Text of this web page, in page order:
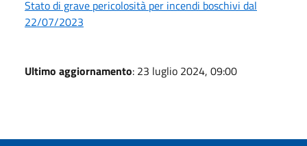
Stato di grave pericolosità per incendi boschivi dal
22/07/2023
Ultimo aggiornamento: 23 luglio 2024, 09:00